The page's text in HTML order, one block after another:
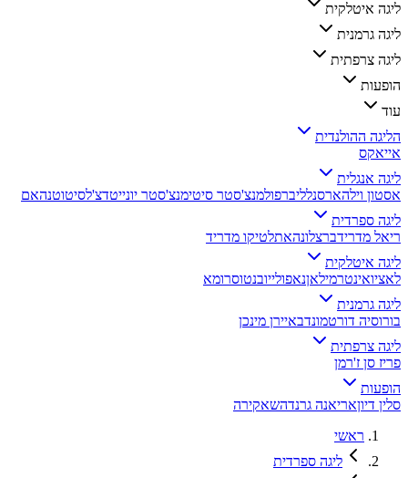
ליגה איטלקית
ליגה גרמנית
ליגה צרפתית
הופעות
עוד
הליגה ההולנדית
אייאקס
ליגה אנגלית
אסטון וילהארסנלליברפולמנצ'סטר סיטימנצ'סטר יונייטדצ'לסיטוטנהאם
ליגה ספרדית
ריאל מדרידברצלונהאתלטיקו מדריד
ליגה איטלקית
לאציואינטרמילאןנאפולייובנטוסרומא
ליגה גרמנית
בורוסיה דורטמונדבאיירן מינכן
ליגה צרפתית
פריז סן ז'רמן
הופעות
סלין דיוןאריאנה גרנדהשאקירה
ראשי
ליגה ספרדית